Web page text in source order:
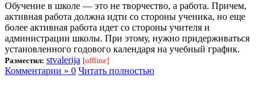
Обучение в школе — это не творчество, а работа. Причем,
активная работа должна идти со стороны ученика, но еще
более активная работа идет со стороны учителя и
администрации школы. При этому, нужно придерживаться
установленного годового календаря на учебный график.
Разместил: stvalerija [offline]
Комментарии » 0 Читать полностью